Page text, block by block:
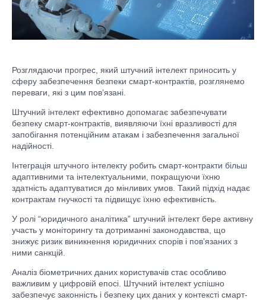
Розглядаючи прогрес, який штучний інтелект приносить у
сферу забезпечення безпеки смарт-контрактів, розглянемо
переваги, які з цим пов’язані.
Штучний інтелект ефективно допомагає забезпечувати
безпеку смарт-контрактів, виявляючи їхні вразливості для
запобігання потенційним атакам і забезпечення загальної
надійності.
Інтеграція штучного інтелекту робить смарт-контракти більш
адаптивними та інтелектуальними, покращуючи їхню
здатність адаптуватися до мінливих умов. Такий підхід надає
контрактам гнучкості та підвищує їхню ефективність.
У ролі “юридичного аналітика” штучний інтелект бере активну
участь у моніторингу та дотриманні законодавства, що
знижує ризик виникнення юридичних спорів і пов’язаних з
ними санкцій.
Аналіз біометричних даних користувачів стає особливо
важливим у цифровій епосі. Штучний інтелект успішно
забезпечує законність і безпеку цих даних у контексті смарт-